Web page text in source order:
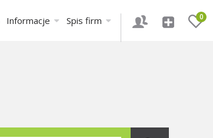
0
Informacje Spis firm